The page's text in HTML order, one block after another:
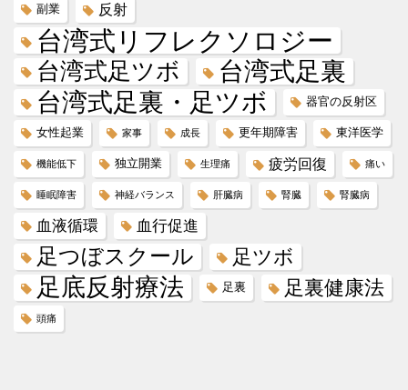
副業 反射
台湾式リフレクソロジー
台湾式足ツボ
台湾式足裏
台湾式足裏・足ツボ
器官の反射区
女性起業 家事 成長 更年期障害 東洋医学
機能低下 独立開業 生理痛 疲労回復 痛い
睡眠障害 神経バランス 肝臓病 腎臓 腎臓病
血液循環 血行促進
足つぼスクール 足ツボ
足底反射療法 足裏 足裏健康法
頭痛